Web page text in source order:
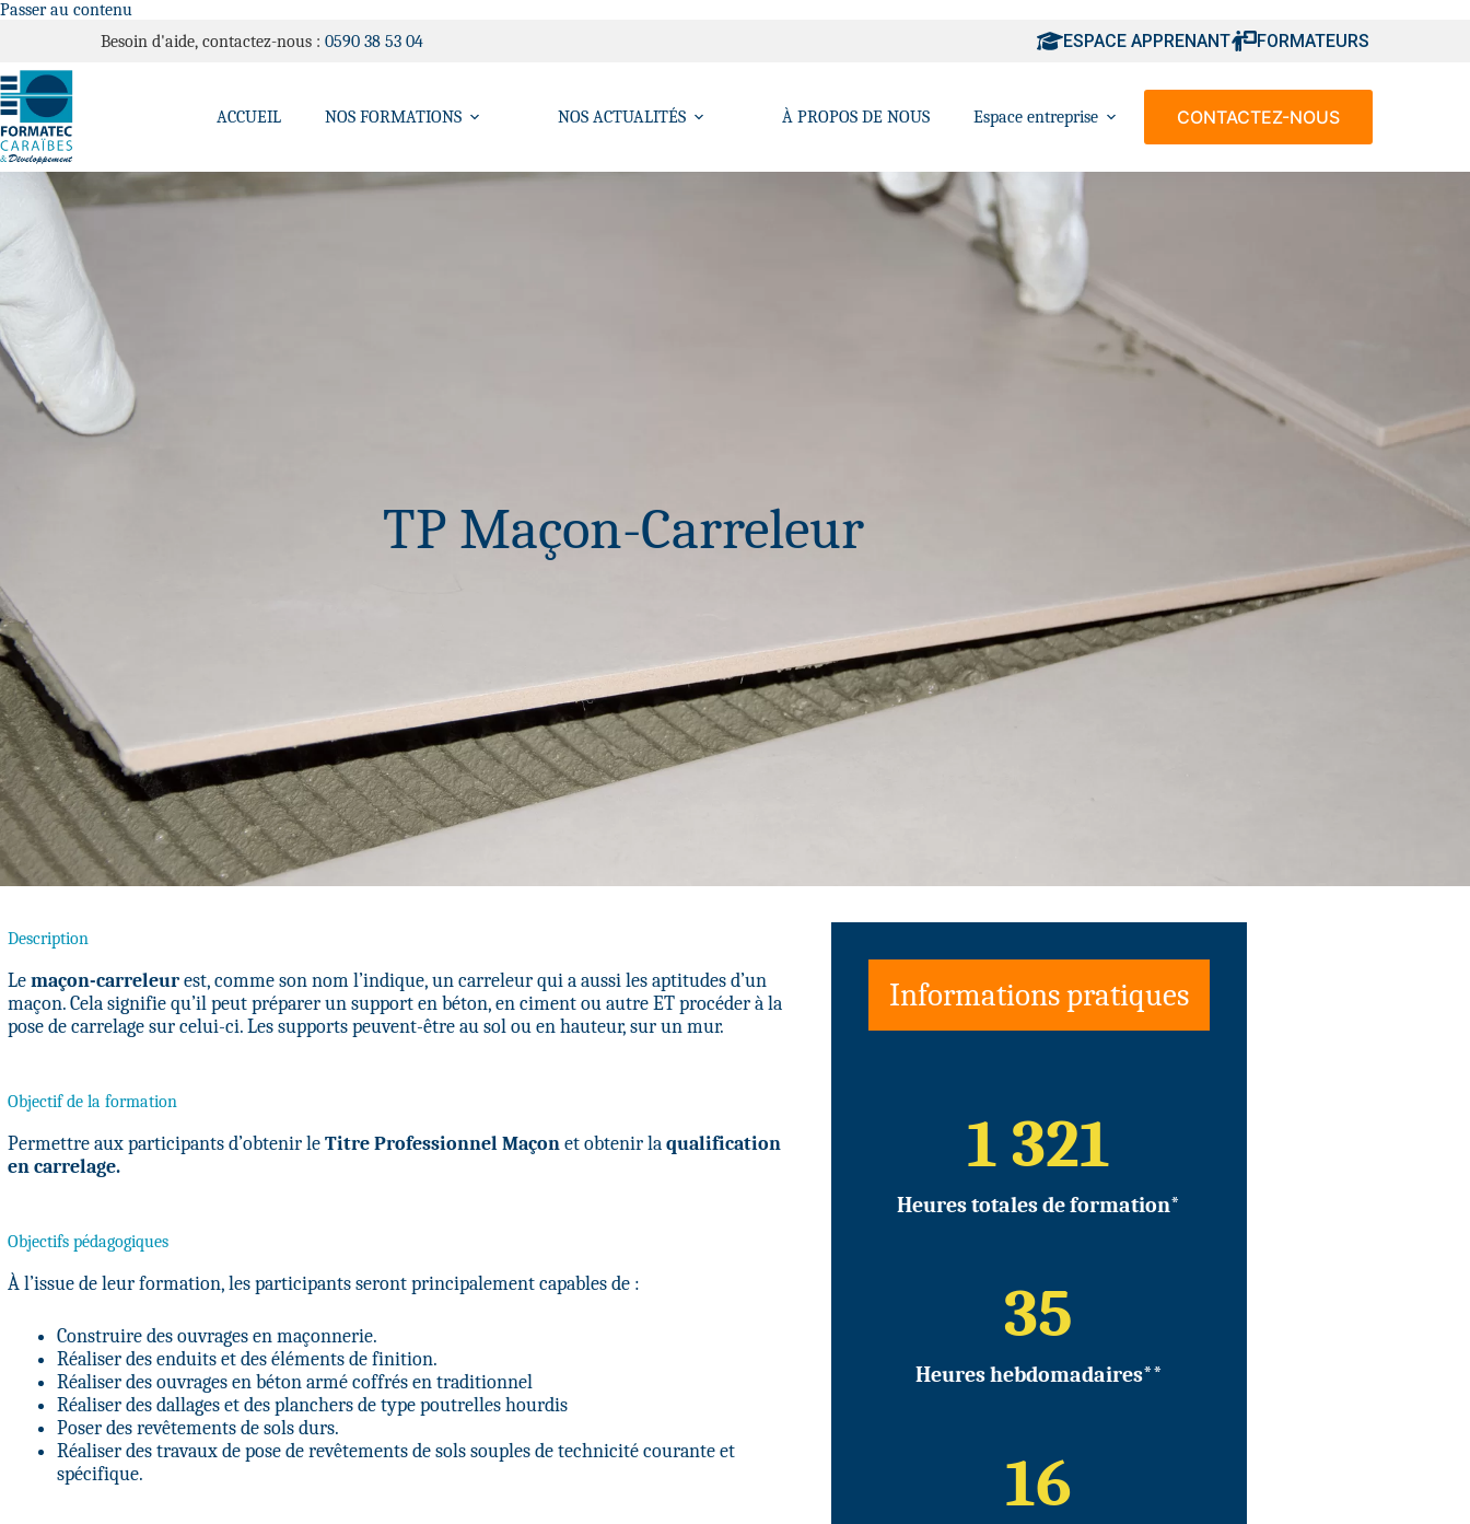
Passer au contenu
Besoin d'aide, contactez-nous : 0590 38 53 04 ESPACE APPRENANT FORMATEURS
ACCUEIL NOS FORMATIONS NOS ACTUALITÉS À PROPOS DE NOUS Espace entreprise CONTACTEZ-NOUS
TP Maçon-Carreleur
Description
Lemaçon-carreleurest, comme son nom l’indique, un carreleur qui a aussi les aptitudes d’un
maçon. Cela signifie qu’il peut préparer un support en béton, en ciment ou autre ET procéder à la
pose de carrelage sur celui-ci. Les supports peuvent-être au sol ou en hauteur, sur un mur.
Objectif de la formation
Permettre aux participants d’obtenir leTitre Professionnel Maçonet obtenir laqualification
en carrelage.
Objectifs pédagogiques
À l’issue de leur formation, les participants seront principalement capables de :
Construire des ouvrages en maçonnerie.
Réaliser des enduits et des éléments de finition.
Réaliser des ouvrages en béton armé coffrés en traditionnel
Réaliser des dallages et des planchers de type poutrelles hourdis
Poser des revêtements de sols durs.
Réaliser des travaux de pose de revêtements de sols souples de technicité courante et
spécifique.
Informations pratiques
Heures totales de formation*
1 321
Heures hebdomadaires**
35
16